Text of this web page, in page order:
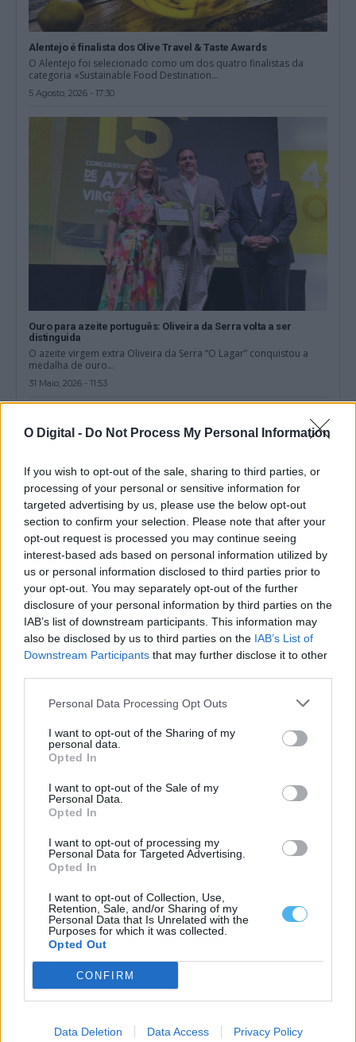
O Digital - Do Not Process My Personal Information
If you wish to opt-out of the sale, sharing to third parties, or
processing of your personal or sensitive information for
targeted advertising by us, please use the below opt-out
section to confirm your selection. Please note that after your
opt-out request is processed you may continue seeing
interest-based ads based on personal information utilized by
us or personal information disclosed to third parties prior to
your opt-out. You may separately opt-out of the further
disclosure of your personal information by third parties on the
IAB’s list of downstream participants. This information may
also be disclosed by us to third parties on the IAB’s List of
Downstream Participants that may further disclose it to other
Personal Data Processing Opt Outs
I want to opt-out of the Sharing of my
personal data.
Opted In
I want to opt-out of the Sale of my
Personal Data.
Opted In
I want to opt-out of processing my
Personal Data for Targeted Advertising.
Opted In
I want to opt-out of Collection, Use,
Retention, Sale, and/or Sharing of my
Personal Data that Is Unrelated with the
Purposes for which it was collected.
Opted Out
CONFIRM
Data Deletion Data Access Privacy Policy
Alentejo é finalista dos Olive Travel & Taste Awards
O Alentejo foi selecionado como um dos quatro finalistas da
categoria «Sustainable Food Destination...
5 Agosto, 2026 - 17:30
Ouro para azeite português: Oliveira da Serra volta a ser
distinguida
O azeite virgem extra Oliveira da Serra “O Lagar” conquistou a
medalha de ouro...
31 Maio, 2026 - 11:53
Beja: Figueirinha reforça aposta na sustentabilidade na
produção de azeite
Herdade da Figueirinha obteve certificação nacional de
sustentabilidade do azeite e integrou grupo piloto...
Évora: Novo conceito do Mercearia Eborim junta sabores do
Alentejo e tradição mediterrânica
O restaurante Mercearia Eborim, integrado no Évora Olive Hotel,
reabriu em Évora com uma...
28 Maio, 2026 - 14:55